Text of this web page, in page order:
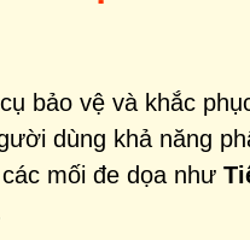
bảo vệ và khắc
dùng khả năng
mối đe dọa như